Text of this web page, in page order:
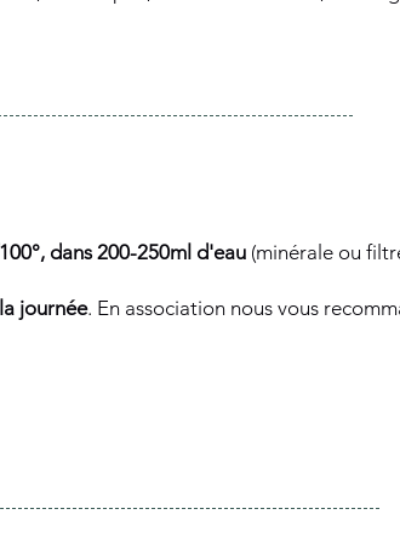
dans 200-250ml d'eau (minérale ou
journée. En association nous vous